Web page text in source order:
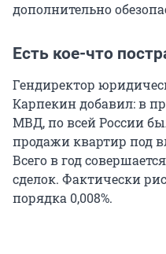
дополнительно
Есть кое-что
Гендиректор
Карпекин добавил: в
МВД, по всей России
продажи квартир под
Всего в год
сделок. Фактически
порядка 0,008%.